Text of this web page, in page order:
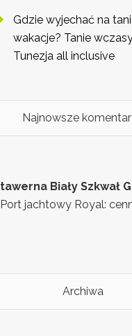
Gdzie wyjechać na
wakacje? Tanie
Tunezja all inclusive
Najnowsze
tawerna Biały Szkwał
Port jachtowy Royal:
Archiwa